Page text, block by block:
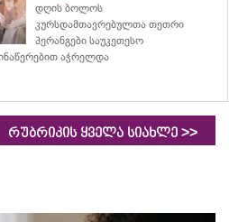
დღის ბოლოს
კურსდამთავრებულთა თეთრი
პერანგები საუკეთესო
აჭრელდა
რუბრიკის ყველა სიახლე >>